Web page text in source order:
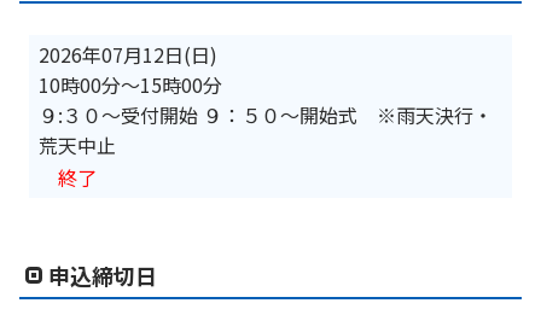
2026年07月12日(日)
10時00分〜15時00分
９:３０～受付開始 ９：５０～開始式 ※雨天決行・
荒天中止
終了
申込締切日